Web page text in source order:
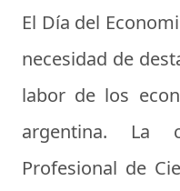
El Día del
necesidad de
labor de los
argentina. La
Profesional de